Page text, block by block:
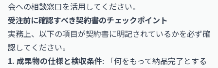
会への相談窓口を活用してください。
受注前に確認すべき契約書のチェックポイント
実務上、以下の項目が契約書に明記されているかを必ず確
認してください。
1. 成果物の仕様と検収条件: 「何をもって納品完了とする